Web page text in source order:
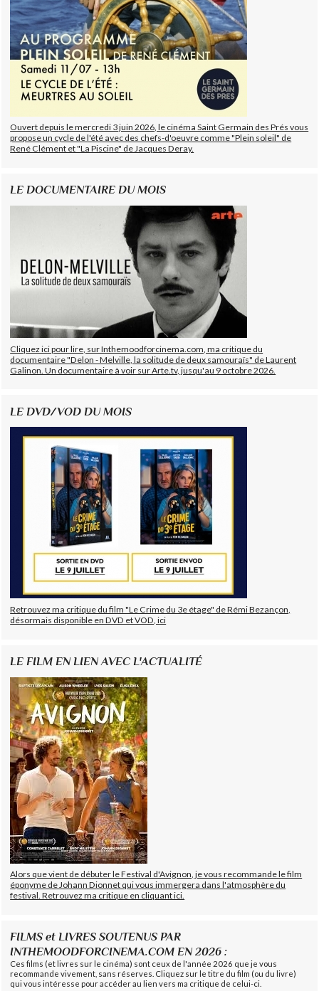
Ouvert depuis le mercredi 3 juin 2026, le cinéma Saint Germain des Prés vous
propose un cycle de l'été avec des chefs-d'oeuvre comme "Plein soleil" de
René Clément et "La Piscine" de Jacques Deray.
LE DOCUMENTAIRE DU MOIS
Cliquez ici pour lire, sur Inthemoodforcinema.com, ma critique du
documentaire "Delon - Melville, la solitude de deux samouraïs" de Laurent
Galinon. Un documentaire à voir sur Arte.tv, jusqu'au 9 octobre 2026.
LE DVD/VOD DU MOIS
Retrouvez ma critique du film "Le Crime du 3e étage" de Rémi Bezançon,
désormais disponible en DVD et VOD, ici
LE FILM EN LIEN AVEC L'ACTUALITÉ
Alors que vient de débuter le Festival d'Avignon, je vous recommande le film
éponyme de Johann Dionnet qui vous immergera dans l'atmosphère du
festival. Retrouvez ma critique en cliquant ici.
FILMS et LIVRES SOUTENUS PAR
INTHEMOODFORCINEMA.COM EN 2026 :
Ces films (et livres sur le cinéma) sont ceux de l'année 2026 que je vous
recommande vivement, sans réserves. Cliquez sur le titre du film (ou du livre)
qui vous intéresse pour accéder au lien vers ma critique de celui-ci.